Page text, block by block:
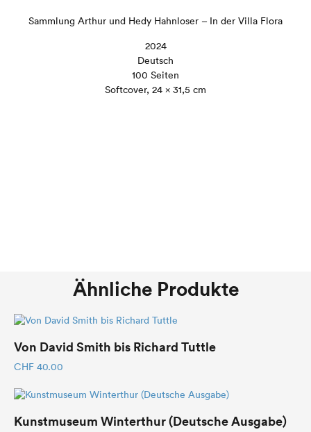
Sammlung Arthur und Hedy Hahnloser – In der Villa Flora
2024
Deutsch
100 Seiten
Softcover, 24 × 31,5 cm
Ähnliche Produkte
Von David Smith bis Richard Tuttle
CHF 40.00
Kunstmuseum Winterthur (Deutsche Ausgabe)